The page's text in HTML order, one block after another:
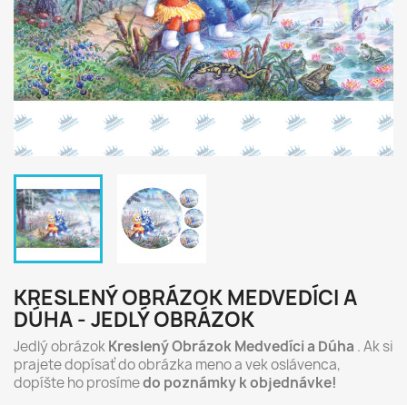
KRESLENÝ OBRÁZOK MEDVEDÍCI A
DÚHA - JEDLÝ OBRÁZOK
Jedlý obrázokKreslený Obrázok Medvedíci a Dúha . Ak si
prajete dopísať do obrázka meno a vek oslávenca,
dopíšte ho prosímedo poznámky k objednávke!